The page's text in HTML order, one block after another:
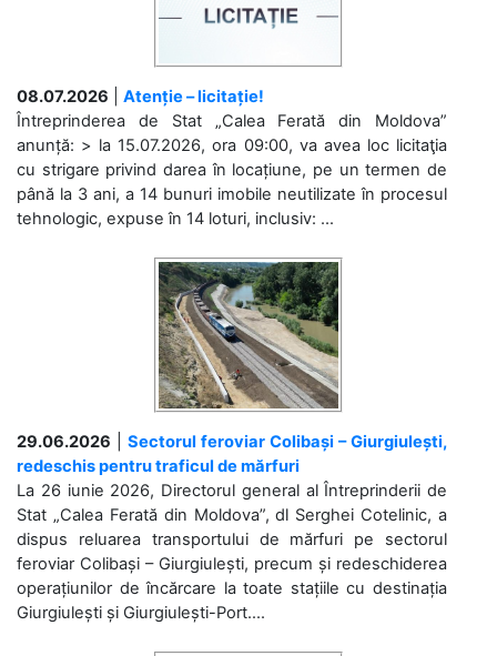
08.07.2026
Atenție – licitație!
Întreprinderea de Stat „Calea Ferată din Moldova”
anunță: > la 15.07.2026, ora 09:00, va avea loc licitaţia
cu strigare privind darea în locațiune, pe un termen de
până la 3 ani, a 14 bunuri imobile neutilizate în procesul
tehnologic, expuse în 14 loturi, inclusiv: ...
29.06.2026
Sectorul feroviar Colibași – Giurgiulești,
redeschis pentru traficul de mărfuri
La 26 iunie 2026, Directorul general al Întreprinderii de
Stat „Calea Ferată din Moldova”, dl Serghei Cotelinic, a
dispus reluarea transportului de mărfuri pe sectorul
feroviar Colibași – Giurgiulești, precum și redeschiderea
operațiunilor de încărcare la toate stațiile cu destinația
Giurgiulești și Giurgiulești-Port....